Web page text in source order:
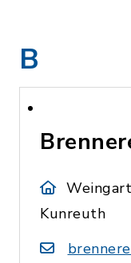
B
Kunreuth